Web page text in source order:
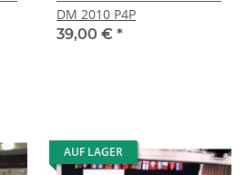
DM 2010 P4P
39,00 € *
AUF LAGER